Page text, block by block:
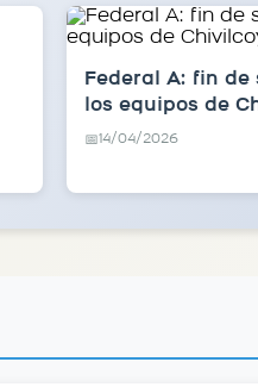
Federal A: fin
los equipos de
📅14/04/2026